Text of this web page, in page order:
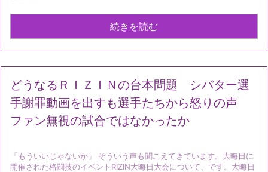
続きを読む
どうなるＲＩＺＩＮの台本問題 シバター選
手謝罪動画を出すも選手たちから怒りの声
ファン無視の試合ではなかったか
「もういいじゃないか」 そういう声も聞こえてきています。大晦日に
開催された格闘技のイベントRIZIN大晦日大会について、です。大晦日